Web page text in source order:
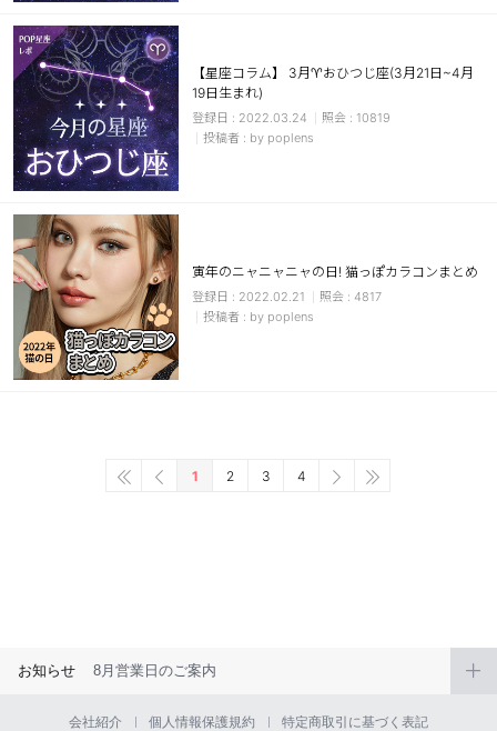
【星座コラム】 3月♈おひつじ座(3月21日~4月
19日生まれ)
2022.03.24
10819
by poplens
寅年のニャニャニャの日! 猫っぽカラコンまとめ
2022.02.21
4817
by poplens
1 2 3 4
お知らせ 8月営業日のご案内
会社紹介 個人情報保護規約 特定商取引に基づく表記